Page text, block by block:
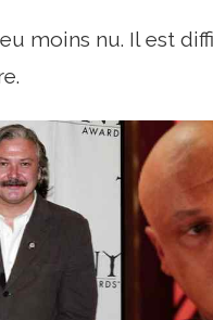
moins nu. Il est